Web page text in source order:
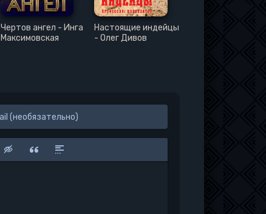
Чертов ангел - Инга
Максимовская
Настоящие индейцы
- Олег Дивов